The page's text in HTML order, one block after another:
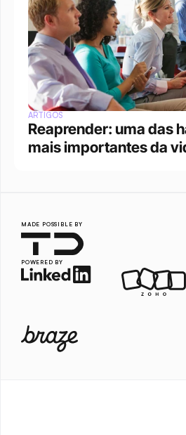
ARTIGOS
Reaprender: uma das
mais importantes da
MADE POSSIBLE BY
POWERED BY